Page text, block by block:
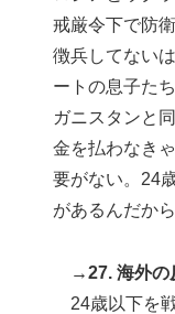
戒厳令下で防
徴兵してない
ートの息子た
ガニスタンと
金を払わなき
要がない。24
があるんだから
→27. 海外の
24歳以下を